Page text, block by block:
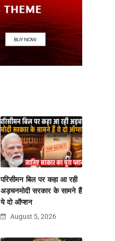
परिसीमन बिल पर कहा आ रही
अड़चनमोदी सरकार के सामने हैं
ये दो ऑप्शन
August 5, 2026